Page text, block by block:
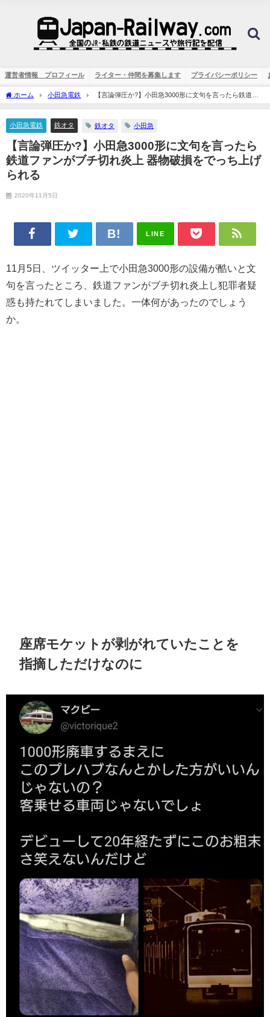
運営者情報 プロフィール ライター・仲間を募集します プライバシーポリシー
ホーム 小田急電鉄
【言論弾圧か?】小田急3000形に文句を言ったら鉄道フ
ァンがブチ切れ炎上 器物破損をでっち上げられる
小田急電鉄 鉄オタ 鉄オタ 小田急
【言論弾圧か?】小田急3000形に文句を言ったら
鉄道ファンがブチ切れ炎上 器物破損をでっち上げ
られる
2020年11月5日
LINE
11月5日、ツイッター上で小田急3000形の設備が酷いと文
句を言ったところ、鉄道ファンがブチ切れ炎上し犯罪者疑
惑も持たれてしまいました。一体何があったのでしょう
か。
座席モケットが剥がれていたことを
指摘しただけなのに